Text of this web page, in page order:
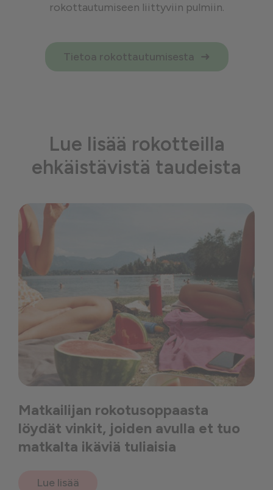
rokottautumiseen liittyviin pulmiin.
Tietoa rokottautumisesta
Lue lisää rokotteilla
ehkäistävistä taudeista
Matkailijan rokotusoppaasta
löydät vinkit, joiden avulla et tuo
matkalta ikäviä tuliaisia
Lue lisää